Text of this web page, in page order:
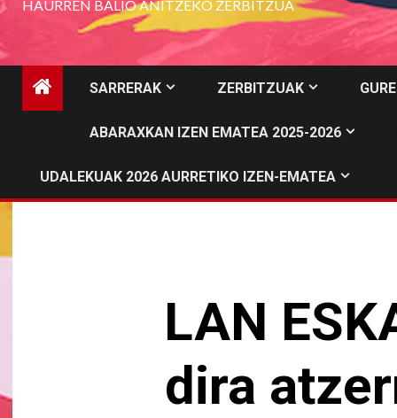
HAURREN BALIO ANITZEKO ZERBITZUA
SARRERAK ZERBITZUAK
ABARAXKAN IZEN EMATEA 2025-2026
UDALEKUAK 2026 AURRETIKO IZEN-EMATEA
LAN
dira